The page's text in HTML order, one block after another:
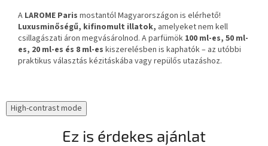
A LAROME Paris mostantól Magyarországon is elérhető!
Luxusminőségű, kifinomult illatok, amelyeket nem kell
csillagászati áron megvásárolnod. A parfümök 100 ml-es, 50 ml-
es, 20 ml-es és 8 ml-es kiszerelésben is kaphatók – az utóbbi
praktikus választás kézitáskába vagy repülős utazáshoz.
High-contrast mode
Ez is érdekes ajánlat